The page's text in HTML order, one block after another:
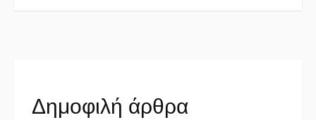
Δημοφιλή άρθρα